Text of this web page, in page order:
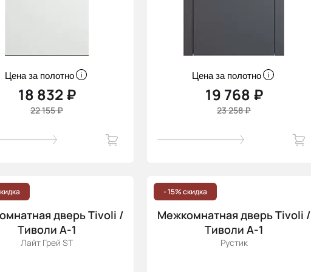
Цена за полотно
18 832 ₽
22 155 ₽
Цена за полотно
19 768 ₽
23 258 ₽
дверь Tivoli /
Тиволи А-1
Лайт Грей ST
- 15% скидка
Межкомнатная дверь Tivoli /
Тиволи А-1
Рустик